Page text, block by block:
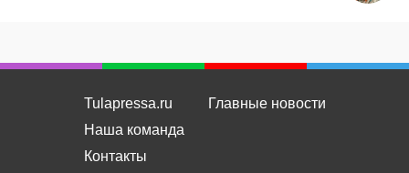
Tulapressa.ru
Наша команда
Контакты
Главные новости